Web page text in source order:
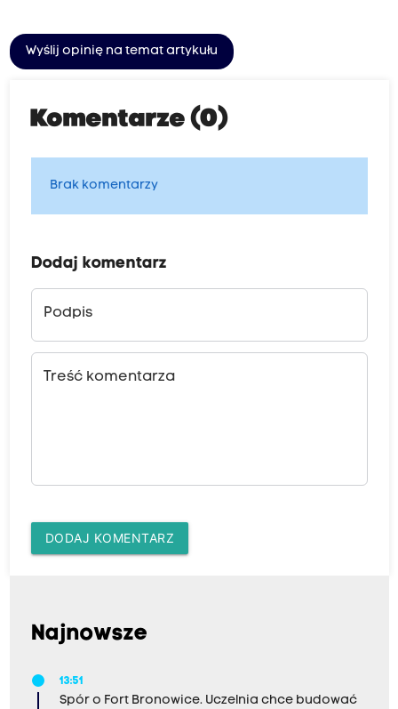
Wyślij opinię na temat artykułu
Komentarze (0)
Brak komentarzy
Dodaj komentarz
Podpis
Treść komentarza
DODAJ KOMENTARZ
Najnowsze
13:51
Spór o Fort Bronowice. Uczelnia chce budować